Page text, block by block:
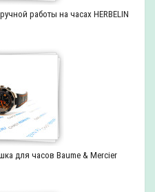
работы на часах HERBELIN
для часов Baume & Mercier